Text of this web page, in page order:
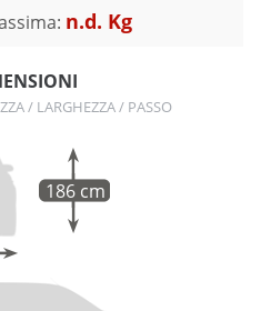
n.d. Kg
/ LARGHEZZA / PASSO
186 cm